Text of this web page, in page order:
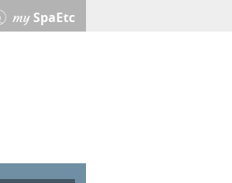
my SpaEtc